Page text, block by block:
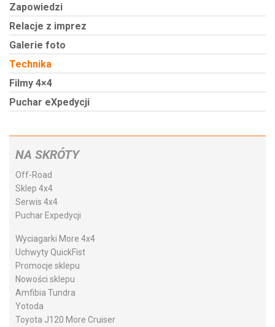
Zapowiedzi
Relacje z imprez
Galerie foto
Technika
Filmy 4×4
Puchar eXpedycji
NA SKRÓTY
Off-Road
Sklep 4x4
Serwis 4x4
Puchar Expedycji
Wyciagarki More 4x4
Uchwyty QuickFist
Promocje sklepu
Nowości sklepu
Amfibia Tundra
Yotoda
Toyota J120 More Cruiser